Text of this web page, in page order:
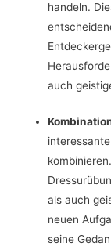
handeln.
auch
als auch
neuen
seine